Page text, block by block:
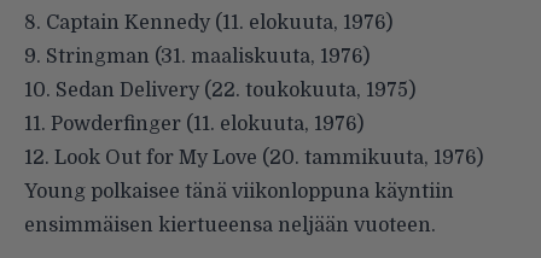
8. Captain Kennedy (11. elokuuta, 1976)
9. Stringman (31. maaliskuuta, 1976)
10. Sedan Delivery (22. toukokuuta, 1975)
11. Powderfinger (11. elokuuta, 1976)
12. Look Out for My Love (20. tammikuuta, 1976)
Young polkaisee tänä viikonloppuna käyntiin
ensimmäisen kiertueensa neljään vuoteen.